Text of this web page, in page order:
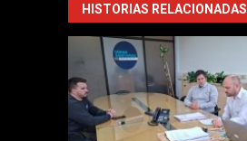
HISTORIAS RELACIONADAS